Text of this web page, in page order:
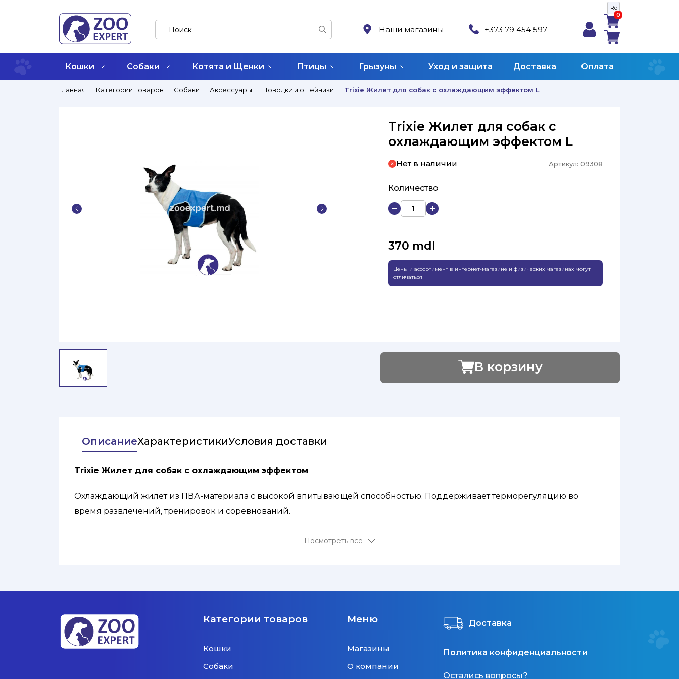
Ro
Наши магазины +373 79 454 597
0
0
Кошки Собаки Котята и Щенки Птицы Грызуны Уход и защита Доставка Оплата
Главная Категории товаров Собаки Аксессуары Поводки и ошейники Trixie Жилет для собак с охлаждающим эффектом L
Trixie Жилет для собак с
охлаждающим эффектом L
Нет в наличии Артикул: 09308
Количество
370 mdl
Цены и ассортимент в интернет-магазине и физических магазинах могут
отличаться
В корзину
ОписаниеХарактеристикиУсловия доставки
Trixie Жилет для собак с охлаждающим эффектом
Охлаждающий жилет из ПВА-материала с высокой впитывающей способностью. Поддерживает терморегуляцию во
время развлечений, тренировок и соревнований.
Размер L
Посмотреть все
Категории товаров
Кошки
Собаки
Меню
Магазины
О компании
Доставка
Политика конфиденциальности
Остались вопросы?